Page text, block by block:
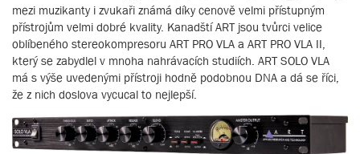
mezi muzikanty i zvukaři známá díky cenově velmi přístupným
přístrojům velmi dobré kvality. Kanadští ART jsou tvůrci velice
oblíbeného stereokompresoru ART PRO VLA a ART PRO VLA II,
který se zabydlel v mnoha nahrávacích studiích. ART SOLO VLA
má s výše uvedenými přístroji hodně podobnou DNA a dá se říci,
že z nich doslova vycucal to nejlepší.